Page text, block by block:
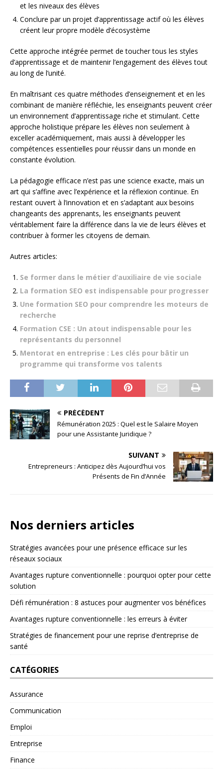
et les niveaux des élèves
Conclure par un projet d’apprentissage actif où les élèves
créent leur propre modèle d’écosystème
Cette approche intégrée permet de toucher tous les styles
d’apprentissage et de maintenir l’engagement des élèves tout
au long de l’unité.
En maîtrisant ces quatre méthodes d’enseignement et en les
combinant de manière réfléchie, les enseignants peuvent créer
un environnement d’apprentissage riche et stimulant. Cette
approche holistique prépare les élèves non seulement à
exceller académiquement, mais aussi à développer les
compétences essentielles pour réussir dans un monde en
constante évolution.
La pédagogie efficace n’est pas une science exacte, mais un
art qui s’affine avec l’expérience et la réflexion continue. En
restant ouvert à l’innovation et en s’adaptant aux besoins
changeants des apprenants, les enseignants peuvent
véritablement faire la différence dans la vie de leurs élèves et
contribuer à former les citoyens de demain.
Autres articles:
Se former dans le métier d’auxiliaire de vie sociale
La formation SEO est indispensable pour progresser
Une formation SEO pour comprendre les moteurs de
recherche
Formation CSE : Un atout indispensable pour les
représentants du personnel
Mentorat en entreprise : Les clés pour bâtir un
programme qui transforme vos talents
PRÉCÉDENT
Rémunération 2025 : Quel est le Salaire Moyen
pour une Assistante Juridique ?
SUIVANT
Entrepreneurs : Anticipez dès Aujourd’hui vos
Présents de Fin d’Année
Nos derniers articles
Stratégies avancées pour une présence efficace sur les
réseaux sociaux
Avantages rupture conventionnelle : pourquoi opter pour cette
solution
Défi rémunération : 8 astuces pour augmenter vos bénéfices
Avantages rupture conventionnelle : les erreurs à éviter
Stratégies de financement pour une reprise d’entreprise de
santé
CATÉGORIES
Assurance
Communication
Emploi
Entreprise
Finance